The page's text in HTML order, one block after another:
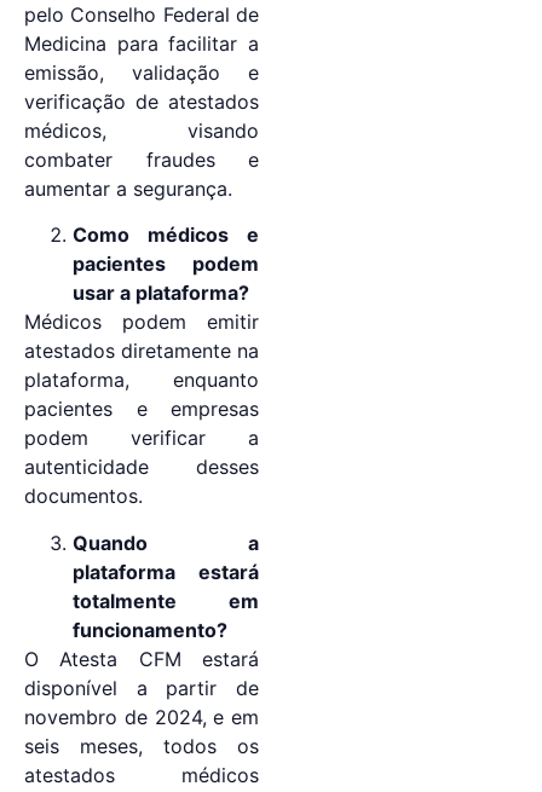
pelo Conselho Federal de
Medicina para facilitar a
emissão, validação e
verificação de atestados
médicos, visando
combater fraudes e
aumentar a segurança.
Como médicos e
pacientes podem
usar a plataforma?
Médicos podem emitir
atestados diretamente na
plataforma, enquanto
pacientes e empresas
podem verificar a
autenticidade desses
documentos.
Quando a
plataforma estará
totalmente em
funcionamento?
O Atesta CFM estará
disponível a partir de
novembro de 2024, e em
seis meses, todos os
atestados médicos